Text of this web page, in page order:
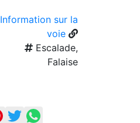
Information sur la
voie
Escalade,
Falaise